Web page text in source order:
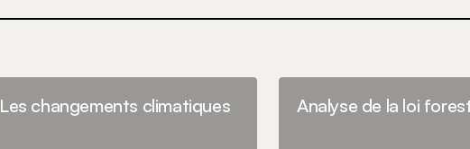
Les changements climatiques Analyse de la loi